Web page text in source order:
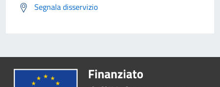
Segnala disservizio